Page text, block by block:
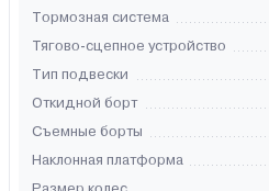
Тормозная система
Тягово-сцепное устройство
Тип подвески
Откидной борт
Съемные борты
Наклонная платформа